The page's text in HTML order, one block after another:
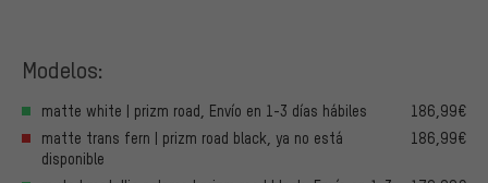
Modelos:
matte white | prizm road, Envío en 1-3 días hábiles
186,99€
matte trans fern | prizm road black, ya no está
disponible
186,99€